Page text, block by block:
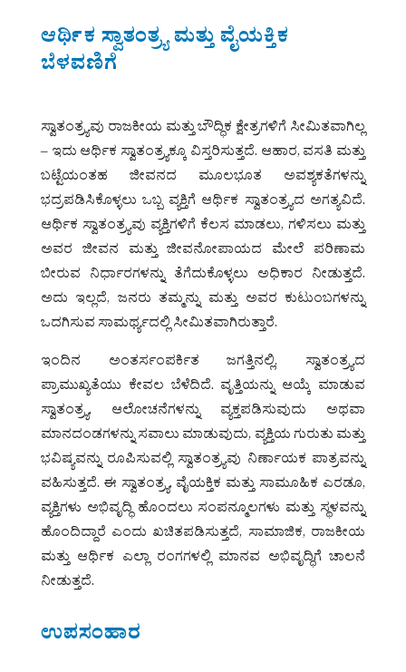
ಆರ್ಥಿಕ ಸ್ವಾತಂತ್ರ್ಯ ಮತ್ತು ವೈಯಕ್ತಿಕ
ಬೆಳವಣಿಗೆ
ಸ್ವಾತಂತ್ರ್ಯವು ರಾಜಕೀಯ ಮತ್ತು ಬೌದ್ಧಿಕ ಕ್ಷೇತ್ರಗಳಿಗೆ ಸೀಮಿತವಾಗಿಲ್ಲ
– ಇದು ಆರ್ಥಿಕ ಸ್ವಾತಂತ್ರ್ಯಕ್ಕೂ ವಿಸ್ತರಿಸುತ್ತದೆ. ಆಹಾರ, ವಸತಿ ಮತ್ತು
ಬಟ್ಟೆಯಂತಹ ಜೀವನದ ಮೂಲಭೂತ ಅವಶ್ಯಕತೆಗಳನ್ನು
ಭದ್ರಪಡಿಸಿಕೊಳ್ಳಲು ಒಬ್ಬ ವ್ಯಕ್ತಿಗೆ ಆರ್ಥಿಕ ಸ್ವಾತಂತ್ರ್ಯದ ಅಗತ್ಯವಿದೆ.
ಆರ್ಥಿಕ ಸ್ವಾತಂತ್ರ್ಯವು ವ್ಯಕ್ತಿಗಳಿಗೆ ಕೆಲಸ ಮಾಡಲು, ಗಳಿಸಲು ಮತ್ತು
ಅವರ ಜೀವನ ಮತ್ತು ಜೀವನೋಪಾಯದ ಮೇಲೆ ಪರಿಣಾಮ
ಬೀರುವ ನಿರ್ಧಾರಗಳನ್ನು ತೆಗೆದುಕೊಳ್ಳಲು ಅಧಿಕಾರ ನೀಡುತ್ತದೆ.
ಅದು ಇಲ್ಲದೆ, ಜನರು ತಮ್ಮನ್ನು ಮತ್ತು ಅವರ ಕುಟುಂಬಗಳನ್ನು
ಒದಗಿಸುವ ಸಾಮರ್ಥ್ಯದಲ್ಲಿ ಸೀಮಿತವಾಗಿರುತ್ತಾರೆ.
ಇಂದಿನ ಅಂತರ್ಸಂಪರ್ಕಿತ ಜಗತ್ತಿನಲ್ಲಿ, ಸ್ವಾತಂತ್ರ್ಯದ
ಪ್ರಾಮುಖ್ಯತೆಯು ಕೇವಲ ಬೆಳೆದಿದೆ. ವೃತ್ತಿಯನ್ನು ಆಯ್ಕೆ ಮಾಡುವ
ಸ್ವಾತಂತ್ರ್ಯ, ಆಲೋಚನೆಗಳನ್ನು ವ್ಯಕ್ತಪಡಿಸುವುದು ಅಥವಾ
ಮಾನದಂಡಗಳನ್ನು ಸವಾಲು ಮಾಡುವುದು, ವ್ಯಕ್ತಿಯ ಗುರುತು ಮತ್ತು
ಭವಿಷ್ಯವನ್ನು ರೂಪಿಸುವಲ್ಲಿ ಸ್ವಾತಂತ್ರ್ಯವು ನಿರ್ಣಾಯಕ ಪಾತ್ರವನ್ನು
ವಹಿಸುತ್ತದೆ. ಈ ಸ್ವಾತಂತ್ರ್ಯ, ವೈಯಕ್ತಿಕ ಮತ್ತು ಸಾಮೂಹಿಕ ಎರಡೂ,
ವ್ಯಕ್ತಿಗಳು ಅಭಿವೃದ್ಧಿ ಹೊಂದಲು ಸಂಪನ್ಮೂಲಗಳು ಮತ್ತು ಸ್ಥಳವನ್ನು
ಹೊಂದಿದ್ದಾರೆ ಎಂದು ಖಚಿತಪಡಿಸುತ್ತದೆ, ಸಾಮಾಜಿಕ, ರಾಜಕೀಯ
ಮತ್ತು ಆರ್ಥಿಕ ಎಲ್ಲಾ ರಂಗಗಳಲ್ಲಿ ಮಾನವ ಅಭಿವೃದ್ಧಿಗೆ ಚಾಲನೆ
ನೀಡುತ್ತದೆ.
ಉಪಸಂಹಾರ